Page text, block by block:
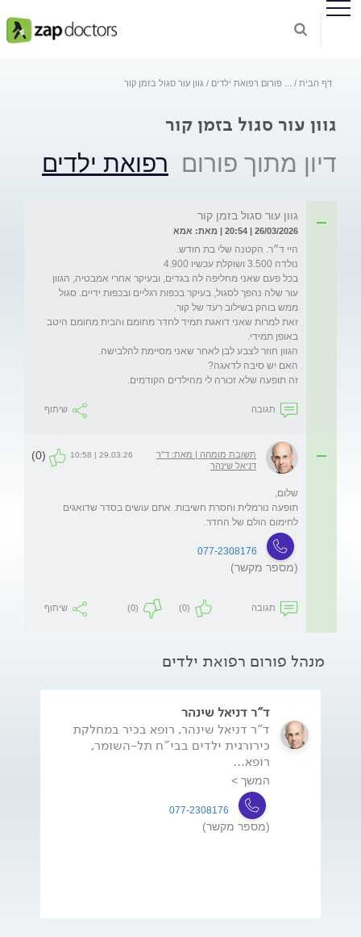
דף הבית פורום רפואת ילדים גוון עור סגול בזמן קור
גוון עור סגול בזמן קור
דיון מתוך פורום רפואת ילדים
גוון עור סגול בזמן קור
26/03/2026 | 20:54 | מאת: אמא
בכל פעם שאני מחליפה לה בגדים, ובעיקר אחרי אמבטיה, הגוון
עור שלה נהפך לסגול, בעיקר בכפות רגליים ובכפות ידיים. סגול
זאת למרות שאני דואגת תמיד לחדר מחומם והבית מחומם היטב
זה תופעה שלא זכורה לי מהילדים הקודמים.
תגובה שיתוף
תשובת מומחה | מאת: ד"ר
דניאל שינהר
29.03.26 | 10:58
(0)
תופעה נורמלית וחסרת חשיבות. אתם עושים בסדר שדואגים
לחימום הולם של החדר.
077-2308176
(מספר מקשר)
תגובה (0)
(0) שיתוף
מנהל פורום רפואת ילדים
ד"ר דניאל שינהר
ד"ר דניאל שינהר, רופא בכיר במחלקת
כירורגית ילדים בבי"ח תל-השומר,
רופא...
המשך >
077-2308176
(מספר מקשר)